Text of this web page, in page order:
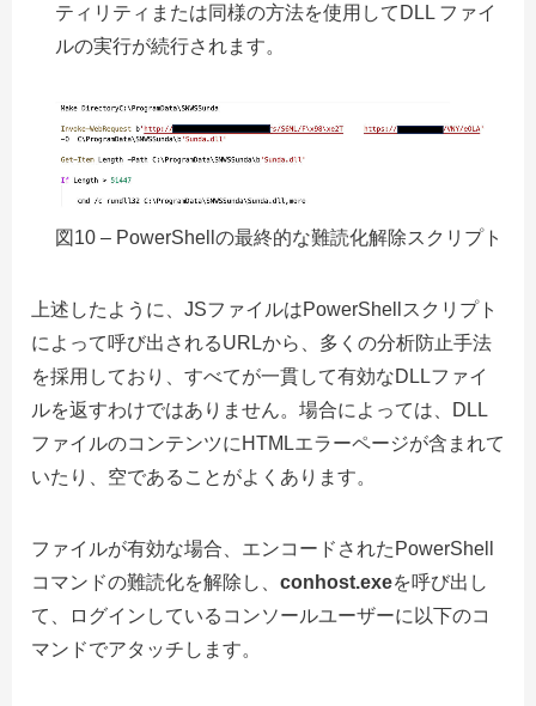
ティリティまたは同様の方法を使用してDLL ファイ
ルの実行が続行されます。
図10 – PowerShellの最終的な難読化解除スクリプト
上述したように、JSファイルはPowerShellスクリプト
によって呼び出されるURLから、多くの分析防止手法
を採用しており、すべてが一貫して有効なDLLファイ
ルを返すわけではありません。場合によっては、DLL
ファイルのコンテンツにHTMLエラーページが含まれて
いたり、 空であることがよくあります。
ファイルが有効な場合、エンコードされたPowerShell
コマンドの難読化を解除し、 conhost.exeを呼び出し
て、ログインしているコンソールユーザーに以下のコ
マンドでアタッチします。